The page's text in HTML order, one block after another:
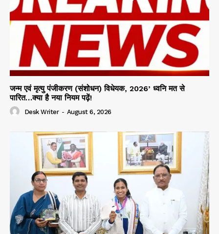
जन्म एवं मृत्यु पंजीकरण (संशोधन) विधेयक, 2026’ ध्वनि मत से
पारित…क्या है नया नियम पढ़ें!
Desk Writer - August 6, 2026